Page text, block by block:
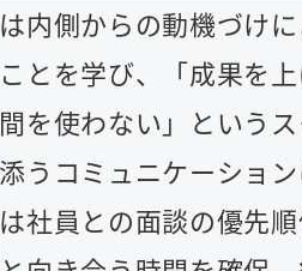
は内側からの動機づけ
とを学び、「成果を
を使わない」という
うコミュニケーション
社員との面談の優先